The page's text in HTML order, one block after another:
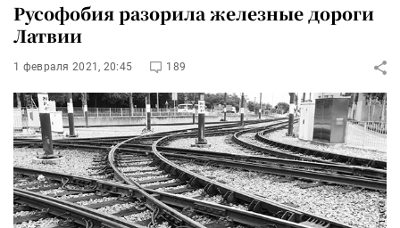
Русофобия разорила железные дороги
Латвии
1 февраля 2021, 20:45 189